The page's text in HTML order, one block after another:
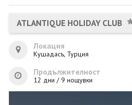
НОВА ГОДИНА
ПОЧИВКИ
КРУИЗИ
ЕКЗОТИКА
ATLANTIQUE HOLIDAY CLUB
Локация
Кушадасъ, Турция
Продължителност
12 дни / 9 нощувки